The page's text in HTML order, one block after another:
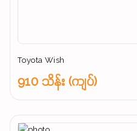
Toyota Wish
910 သိန်း (ကျပ်)